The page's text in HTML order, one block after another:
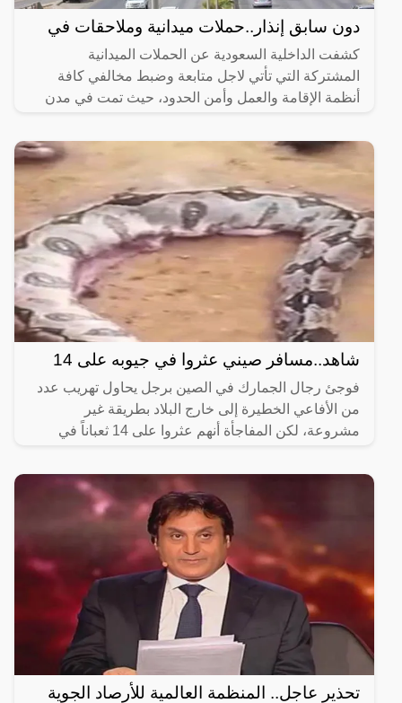
دون سابق إنذار..حملات ميدانية وملاحقات في
كشفت الداخلية السعودية عن الحملات الميدانية
المشتركة التي تأتي لاجل متابعة وضبط مخالفي كافة
أنظمة الإقامة والعمل وأمن الحدود، حيث تمت في مدن
شاهد..مسافر صيني عثروا في جيوبه على 14
فوجئ رجال الجمارك في الصين برجل يحاول تهريب عدد
من الأفاعي الخطيرة إلى خارج البلاد بطريقة غير
مشروعة، لكن المفاجأة أنهم عثروا على 14 ثعباناً في
تحذير عاجل.. المنظمة العالمية للأرصاد الجوية